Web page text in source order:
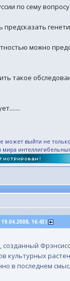
по сему
предсказать
можно
такое
может выйти не
мира
16:43)
культурных
в последнем